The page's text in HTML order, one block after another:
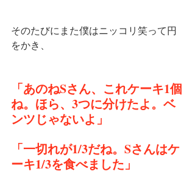
そのたびにまた僕はニッコリ笑って円
をかき、
「あのねSさん、これケーキ1個
ね。ほら、3つに分けたよ。ベ
ンツじゃないよ」
「一切れが1/3だね。Sさんはケ
ーキ1/3を食べました」